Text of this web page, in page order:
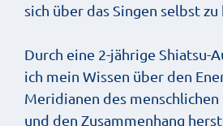
sich über das Singen selbst zu
Durch eine 2-jährige Shiatsu-
ich mein Wissen über den
Meridianen des
und den Zusammenhang